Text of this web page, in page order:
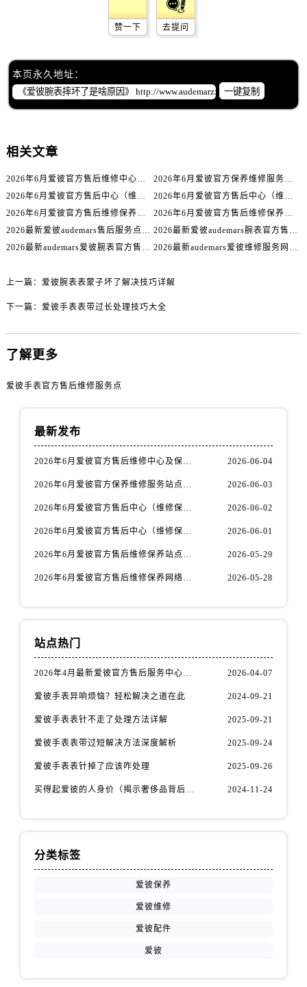
辽宁省辽阳市白塔区新运大街爱彼售后服务中心（需提前预约）
北京市朝阳区建国门外大街甲6号华熙国际中心D座11层1102室爱彼售后服务中心（需提前预约）
北京市东城区东长安街1号王府井东方广场W3座6层602室爱彼售后服务中心（需提前预约）
河北省保定市竞秀区朝阳北大街北国先天下爱彼售后服务中心（需提前预约）
内蒙古自治区阿拉善盟市左旗土尔扈特大街爱彼售后服务中心（需提前预约）
内蒙古自治区呼伦贝尔市海拉尔区中央街爱彼售后服务中心（需提前预约）
内蒙古自治区锡林郭勒盟市锡林浩特市光明街与额尔敦路交叉口爱彼售后服务中心（需提前预约）
山西省长治市潞州区英雄中路爱彼售后服务中心（需提前预约）
天津市和平区赤峰道136号天津国际金融中心26层2603室爱彼售后服务中心（需提前预约）
安徽省黄山市屯溪区黄山西路爱彼售后服务中心（需提前预约）
赞一下 去提问
本页永久地址：
一键复制
相关文章
2026年6月爱彼官方售后维修中心及保养中心迁址新增全记录文本内容
2026年6月爱彼官方保养维修服务站点迁移及新设总览文件详细说明公示
2026年6月爱彼官方售后中心（维修保养）网点迁移及新设补充最终版发布完毕
2026年6月爱彼官方售后中心（维修保养）网点最终迁移及新设确认
2026年6月爱彼官方售后维修保养站点清单补充最终版（搬迁+新开）
2026年6月爱彼官方售后维修保养网络迁址及新设点速报
2026最新爱彼audemars售后服务点地址调研报告
2026最新爱彼audemars腕表官方售后维修点地址考察报告
2026最新audemars爱彼腕表官方售后服务网点地址考察报告
2026最新audemars爱彼维修服务网点地址考察报告
上一篇： 爱彼腕表表蒙子坏了解决技巧详解
下一篇： 爱彼手表表带过长处理技巧大全
了解更多
爱彼手表官方售后维修服务点
最新发布
2026年6月爱彼官方售后维修中心及保养中心迁址新增全记录文本内容 2026-06-04
2026年6月爱彼官方保养维修服务站点迁移及新设总览文件详细说明公示 2026-06-03
2026年6月爱彼官方售后中心（维修保养）网点迁移及新设补充最终版发布完毕 2026-06-02
2026年6月爱彼官方售后中心（维修保养）网点最终迁移及新设确认 2026-06-01
2026年6月爱彼官方售后维修保养站点清单补充最终版（搬迁+新开） 2026-05-29
2026年6月爱彼官方售后维修保养网络迁址及新设点速报 2026-05-28
站点热门
2026年4月最新爱彼官方售后服务中心网点考察报告（新址） 2026-04-07
爱彼手表异响烦恼？轻松解决之道在此 2024-09-21
爱彼手表表针不走了处理方法详解 2025-09-21
爱彼手表表带过短解决方法深度解析 2025-09-24
爱彼手表表针掉了应该咋处理 2025-09-26
买得起爱彼的人身价（揭示奢侈品背后的价值观与消费观） 2024-11-24
分类标签
爱彼保养
爱彼维修
爱彼配件
爱彼